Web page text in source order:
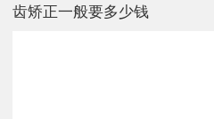
齿矫正一般要多少钱